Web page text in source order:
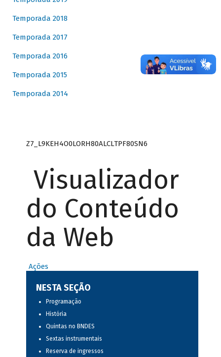
Temporada 2018
Temporada 2017
Temporada 2016
Temporada 2015
Temporada 2014
Z7_L9KEH4O0LORH80ALCLTPF80SN6
Visualizador
do Conteúdo
da Web
Ações
NESTA SEÇÃO
Programação
História
Quintas no BNDES
Sextas instrumentais
Reserva de ingressos